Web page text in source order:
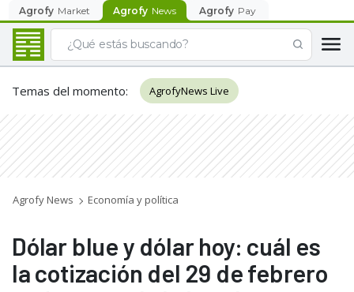
Agrofy Market Agrofy News Agrofy Pay
Temas del momento: AgrofyNews Live
Agrofy News Economía y política
Dólar blue y dólar hoy: cuál es
la cotización del 29 de febrero